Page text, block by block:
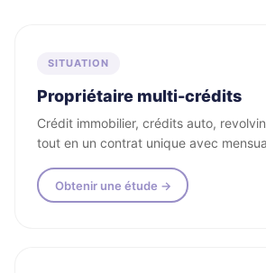
SITUATION
Propriétaire multi-crédits
Crédit immobilier, crédits auto,
tout en un contrat unique avec
Obtenir une étude →